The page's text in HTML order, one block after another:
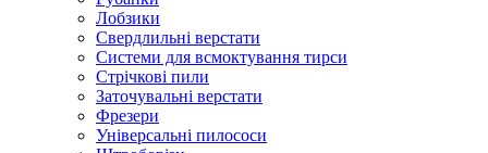
Лобзики
Свердлильні верстати
Системи для всмоктування тирси
Стрічкові пили
Заточувальні верстати
Фрезери
Універсальні пилососи